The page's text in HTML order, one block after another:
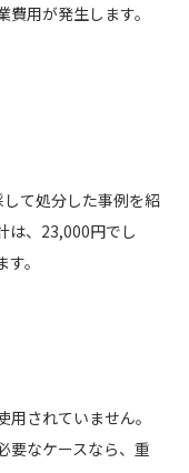
用が発生します。
て処分した事例を紹
は、23,000円でし
。
されていません。
要なケースなら、重